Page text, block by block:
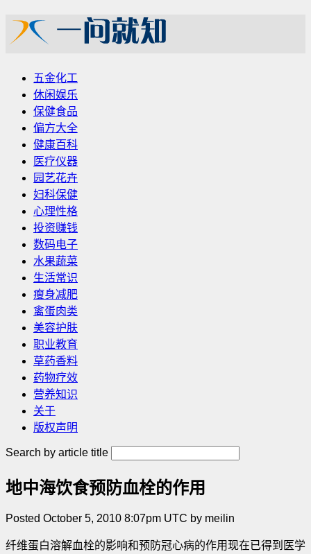
五金化工
休闲娱乐
保健食品
偏方大全
健康百科
医疗仪器
园艺花卉
妇科保健
心理性格
投资赚钱
数码电子
水果蔬菜
生活常识
瘦身减肥
禽蛋肉类
美容护肤
职业教育
草药香料
药物疗效
营养知识
关于
版权声明
Search by article title
地中海饮食预防血栓的作用
Posted October 5, 2010 8:07pm UTC by meilin
纤维蛋白溶解血栓的影响和预防冠心病的作用现在已得到医学